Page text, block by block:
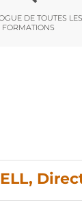
DE TOUTES LES
FORMATIONS